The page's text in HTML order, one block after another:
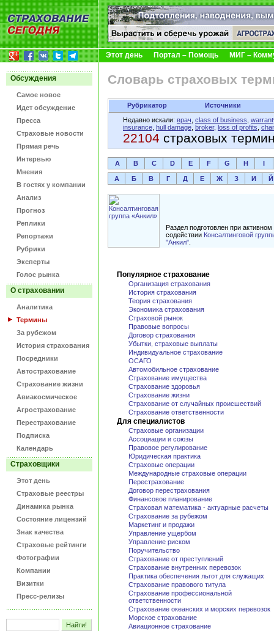
Этот день Портал – Помощь МИГ –
Обсуждения
Самое новое
Идет обсуждение
Пресса
Страховые новости
Прямая речь
Интервью
Мнения
В гостях у компании
Анализ
Прогноз
Реплики
Репортажи
Рубрики
Эксперты
Голос рынка
О страховании
Аналитика
Термины
За рубежом
История страхования
Посредники
Автострахование
Страхование жизни
Авиакосмическое
Агрострахование
Перестрахование
Подписка
Календарь
Страховщики
Этот день
Страховые реестры
Динамика рынка
Состояние лицензий
Знак качества
Страховые рейтинги
Фотографии
Компании
Визитки
Пресс-релизы
Словарь страховых
Рубрикатор
Источники
Недавно искали: врач class of business
insurance hull damage broker, loss of profits
22104 страховых
A B C D E F G H
А Б В Г Д Е Ж З И Й
Раздел подготовлен при активном
содействии Консалтинговой
"Анкил"
Популярное страхование
Организация страхования
История страхования
Теория страхования
Экономика страхования
Страховой рынок
Правовые вопросы
Договор страхования
Убытки, страховые выплаты
Индивидуальное страхование
ОСАГО
Автомобильное страхование
Страхование имущества
Страхование здоровья
Страхование жизни
Страхование от случайных происшествий
Страхование ответственности
Для специалистов
Страховые организации
Ассоциации и союзы
Правовое регулирование
Юридическая практика
Страховые операции
Международные страховые операции
Перестрахование
Договор перестрахования
Финансовое планирование
Страховая математика - актуарные расчеты
Страхование за рубежом
Маркетинг и продажи
Управление ущербом
Управление риском
Поручительство
Страхование от преступлений
Страхование внутренних перевозок
Практика обеспечения льгот для служащих
Страхование правового титула
Страхование профессиональной
ответственности
Страхование океанских и морских перевозок
Морское страхование
Авиационное страхование